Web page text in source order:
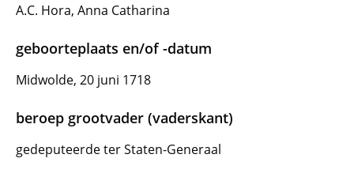
A.C. Hora, Anna Catharina
geboorteplaats en/of -datum
Midwolde, 20 juni 1718
beroep grootvader (vaderskant)
gedeputeerde ter Staten-Generaal